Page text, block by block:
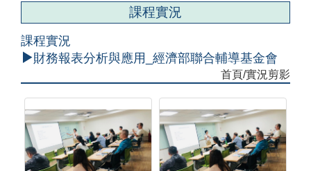
課程實況
課程實況
財務報表分析與應用_經濟部聯合輔導基金會
/實況剪影
首頁